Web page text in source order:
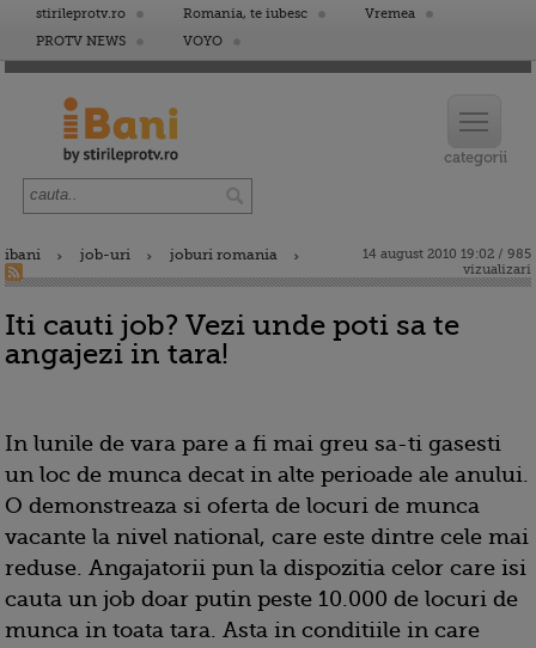
stirileprotv.ro Romania, te iubesc
Vremea
PROTV NEWS
VOYO
ibani job-uri joburi romania
14 august 2010 19:02 / 985
vizualizari
Iti cauti job? Vezi unde poti sa te
angajezi in tara!
In lunile de vara pare a fi mai greu sa-ti gasesti
un loc de munca decat in alte perioade ale anului.
O demonstreaza si oferta de locuri de munca
vacante la nivel national, care este dintre cele mai
reduse. Angajatorii pun la dispozitia celor care isi
cauta un job doar putin peste 10.000 de locuri de
munca in toata tara. Asta in conditiile in care